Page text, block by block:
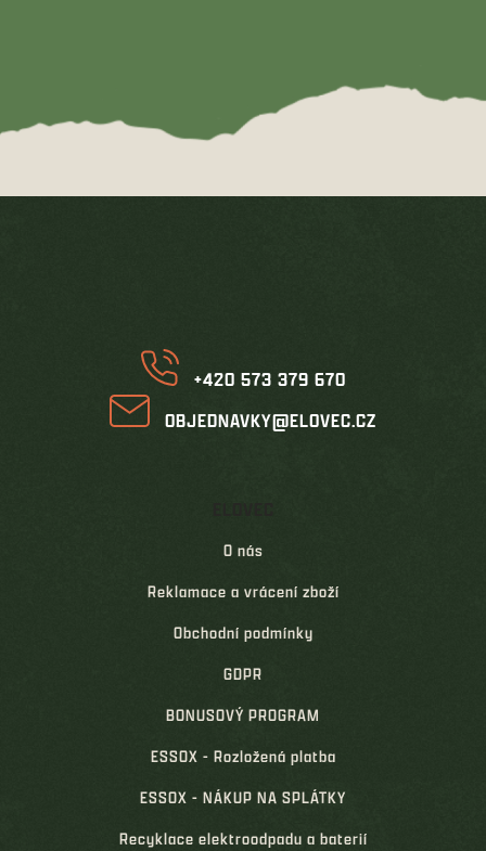
+420 573 379 670
OBJEDNAVKY@ELOVEC.CZ
O nás
Reklamace a vrácení zboží
Obchodní podmínky
GDPR
BONUSOVÝ PROGRAM
ESSOX - Rozložená platba
ESSOX - NÁKUP NA SPLÁTKY
Recyklace elektroodpadu a baterií